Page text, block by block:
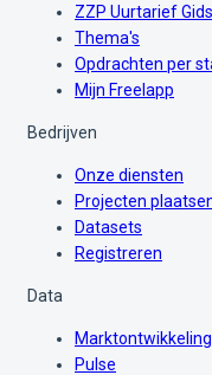
ZZP Uurtarief Gids
Thema's
Opdrachten per
Mijn Freelapp
Bedrijven
Onze diensten
Projecten
Datasets
Registreren
Data
Pulse